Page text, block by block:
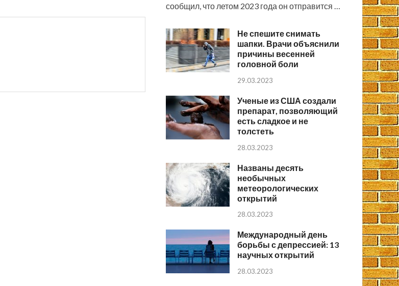
сообщил, что летом 2023 года он отправится …
Не спешите снимать
шапки. Врачи объяснили
причины весенней
головной боли
29.03.2023
Ученые из США создали
препарат, позволяющий
есть сладкое и не
толстеть
28.03.2023
Названы десять
необычных
метеорологических
открытий
28.03.2023
Международный день
борьбы с депрессией: 13
научных открытий
28.03.2023